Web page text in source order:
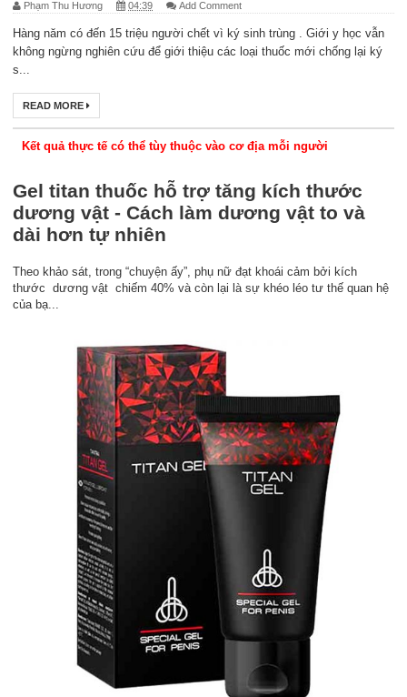
Phạm Thu Hương 04:39 Add Comment
Hàng năm có đến 15 triệu người chết vì ký sinh trùng . Giới y học vẫn
không ngừng nghiên cứu để giới thiệu các loại thuốc mới chống lại ký
s...
READ MORE
Kết quả thực tế có thể tùy thuộc vào cơ địa mỗi người
Gel titan thuốc hỗ trợ tăng kích thước
dương vật - Cách làm dương vật to và
dài hơn tự nhiên
Theo khảo sát, trong “chuyện ấy”, phụ nữ đạt khoái cảm bởi kích
thước dương vật chiếm 40% và còn lại là sự khéo léo tư thế quan hệ
của bạ...